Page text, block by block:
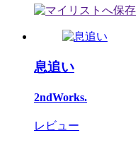
息追い
2ndWorks.
レビュー